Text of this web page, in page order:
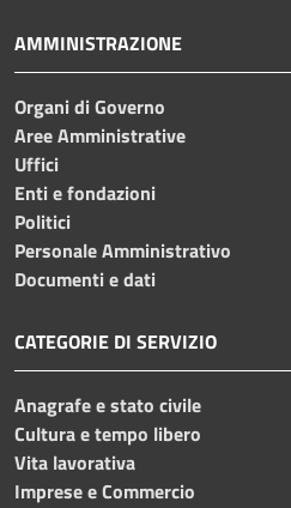
AMMINISTRAZIONE
Organi di Governo
Aree Amministrative
Uffici
Enti e fondazioni
Politici
Personale Amministrativo
Documenti e dati
CATEGORIE DI SERVIZIO
Anagrafe e stato civile
Cultura e tempo libero
Vita lavorativa
Imprese e Commercio